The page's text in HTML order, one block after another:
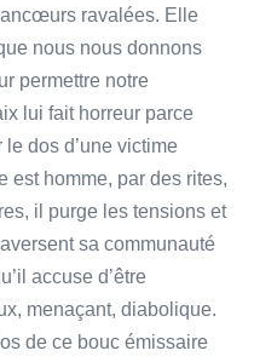
ravalées. Elle
nous nous donnons
permettre notre
lui fait horreur parce
dos d’une victime
est homme, par des rites,
il purge les tensions et
sa communauté
accuse d’être
menaçant, diabolique.
de ce bouc émissaire